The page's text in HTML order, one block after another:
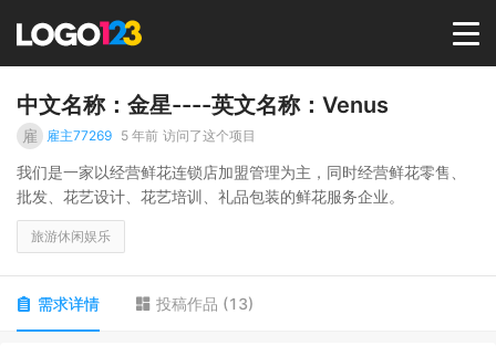
首页
选择套餐→
商标版权
中文名称：金星----英文名称：Venus
雇 雇主77269 5 年前 访问了这个项目
我们是一家以经营鲜花连锁店加盟管理为主，同时经营鲜花零售、
批发、花艺设计、花艺培训、礼品包装的鲜花服务企业。
旅游休闲娱乐
需求详情 投稿作品 (13)